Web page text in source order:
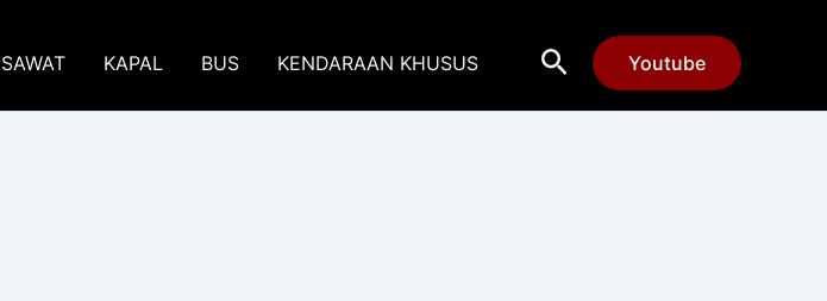
KAPAL BUS KENDARAAN KHUSUS Cari Youtube